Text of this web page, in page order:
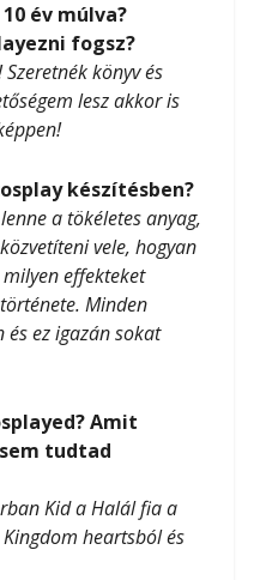
év múlva?
fogsz?
könyv és
lesz akkor is
készítésben?
a tökéletes anyag,
vele, hogyan
effekteket
Minden
ez igazán sokat
Amit
tudtad
Kid a Halál fia a
heartsból és